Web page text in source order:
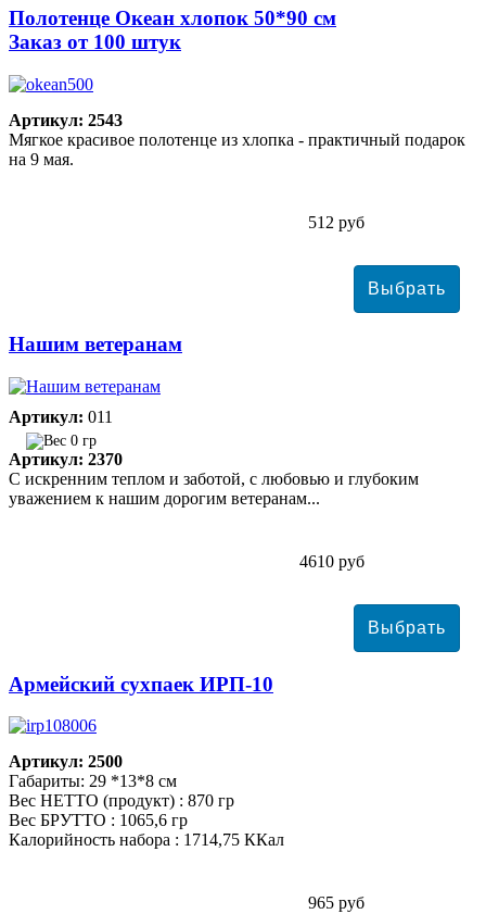
Полотенце Океан хлопок 50*90 см
Заказ от 100 штук
Артикул: 2543
Мягкое красивое полотенце из хлопка - практичный подарок
на 9 мая.
512 руб
Нашим ветеранам
Артикул: 011
0 гр
Артикул: 2370
С искренним теплом и заботой, с любовью и глубоким
уважением к нашим дорогим ветеранам...
4610 руб
Армейский сухпаек ИРП-10
Артикул: 2500
Габариты: 29 *13*8 см
Вес НЕТТО (продукт) : 870 гр
Вес БРУТТО : 1065,6 гр
Калорийность набора : 1714,75 ККал
965 руб